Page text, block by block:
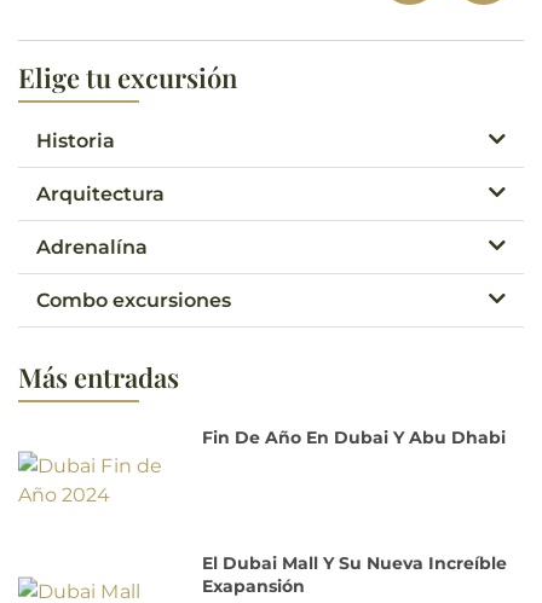
Elige tu excursión
Historia
Arquitectura
Adrenalína
Combo excursiones
Más entradas
Fin De Año En Dubai Y Abu Dhabi
El Dubai Mall Y Su Nueva Increíble
Exapansión